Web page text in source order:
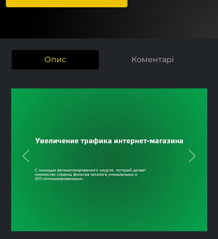
Опис Коментарі
Previous Next